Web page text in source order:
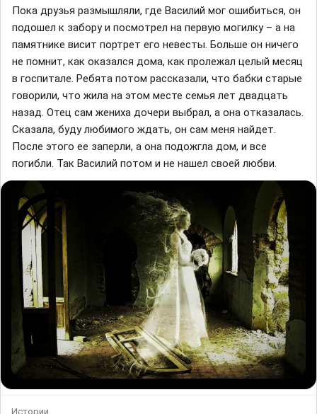
Пока друзья размышляли, где Василий мог ошибиться, он
подошел к забору и посмотрел на первую могилку – а на
памятнике висит портрет его невесты. Больше он ничего
не помнит, как оказался дома, как пролежал целый месяц
в госпитале. Ребята потом рассказали, что бабки старые
говорили, что жила на этом месте семья лет двадцать
назад. Отец сам жениха дочери выбрал, а она отказалась.
Сказала, буду любимого ждать, он сам меня найдет.
После этого ее заперли, а она подожгла дом, и все
погибли. Так Василий потом и не нашел своей любви.
Истории